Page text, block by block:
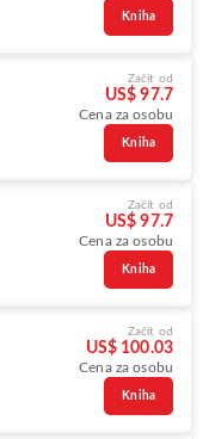
Kniha
Začít od
US$ 97.7
Cena za osobu
Kniha
Začít od
US$ 97.7
Cena za osobu
Kniha
Začít od
US$ 100.03
Cena za osobu
Kniha